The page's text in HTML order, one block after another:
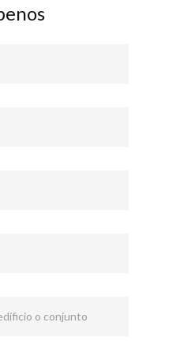
o conjunto